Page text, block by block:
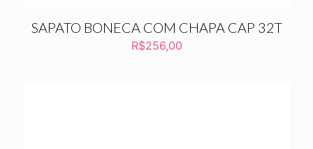
SAPATO BONECA COM CHAPA CAP 32T
R$256,00